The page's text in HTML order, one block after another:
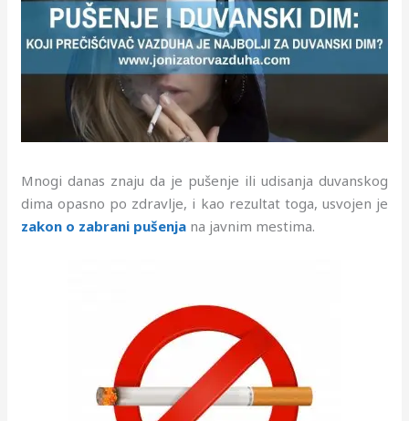
Mnogi danas znaju da je pušenje ili udisanja duvanskog
dima opasno po zdravlje, i kao rezultat toga, usvojen je
zakon o zabrani pušenja na javnim mestima.